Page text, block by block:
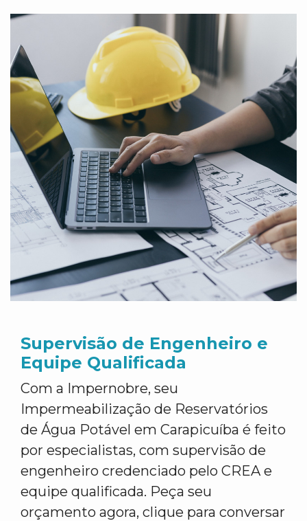
Supervisão de Engenheiro e
Equipe Qualificada
Com a Impernobre, seu
Impermeabilização de Reservatórios
de Água Potável em Carapicuíba é feito
por especialistas, com supervisão de
engenheiro credenciado pelo CREA e
equipe qualificada. Peça seu
orçamento agora, clique para conversar